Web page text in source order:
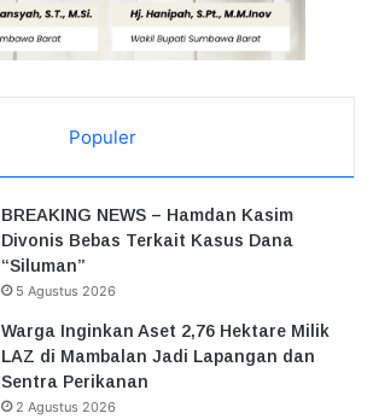
Populer
BREAKING NEWS – Hamdan Kasim
Divonis Bebas Terkait Kasus Dana
“Siluman”
5 Agustus 2026
Warga Inginkan Aset 2,76 Hektare Milik
LAZ di Mambalan Jadi Lapangan dan
Sentra Perikanan
2 Agustus 2026